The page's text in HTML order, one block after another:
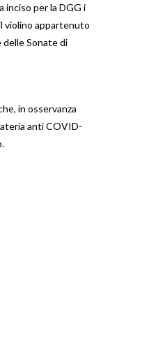
inciso per la DGG i
violino appartenuto
delle Sonate di
in osservanza
anti COVID-